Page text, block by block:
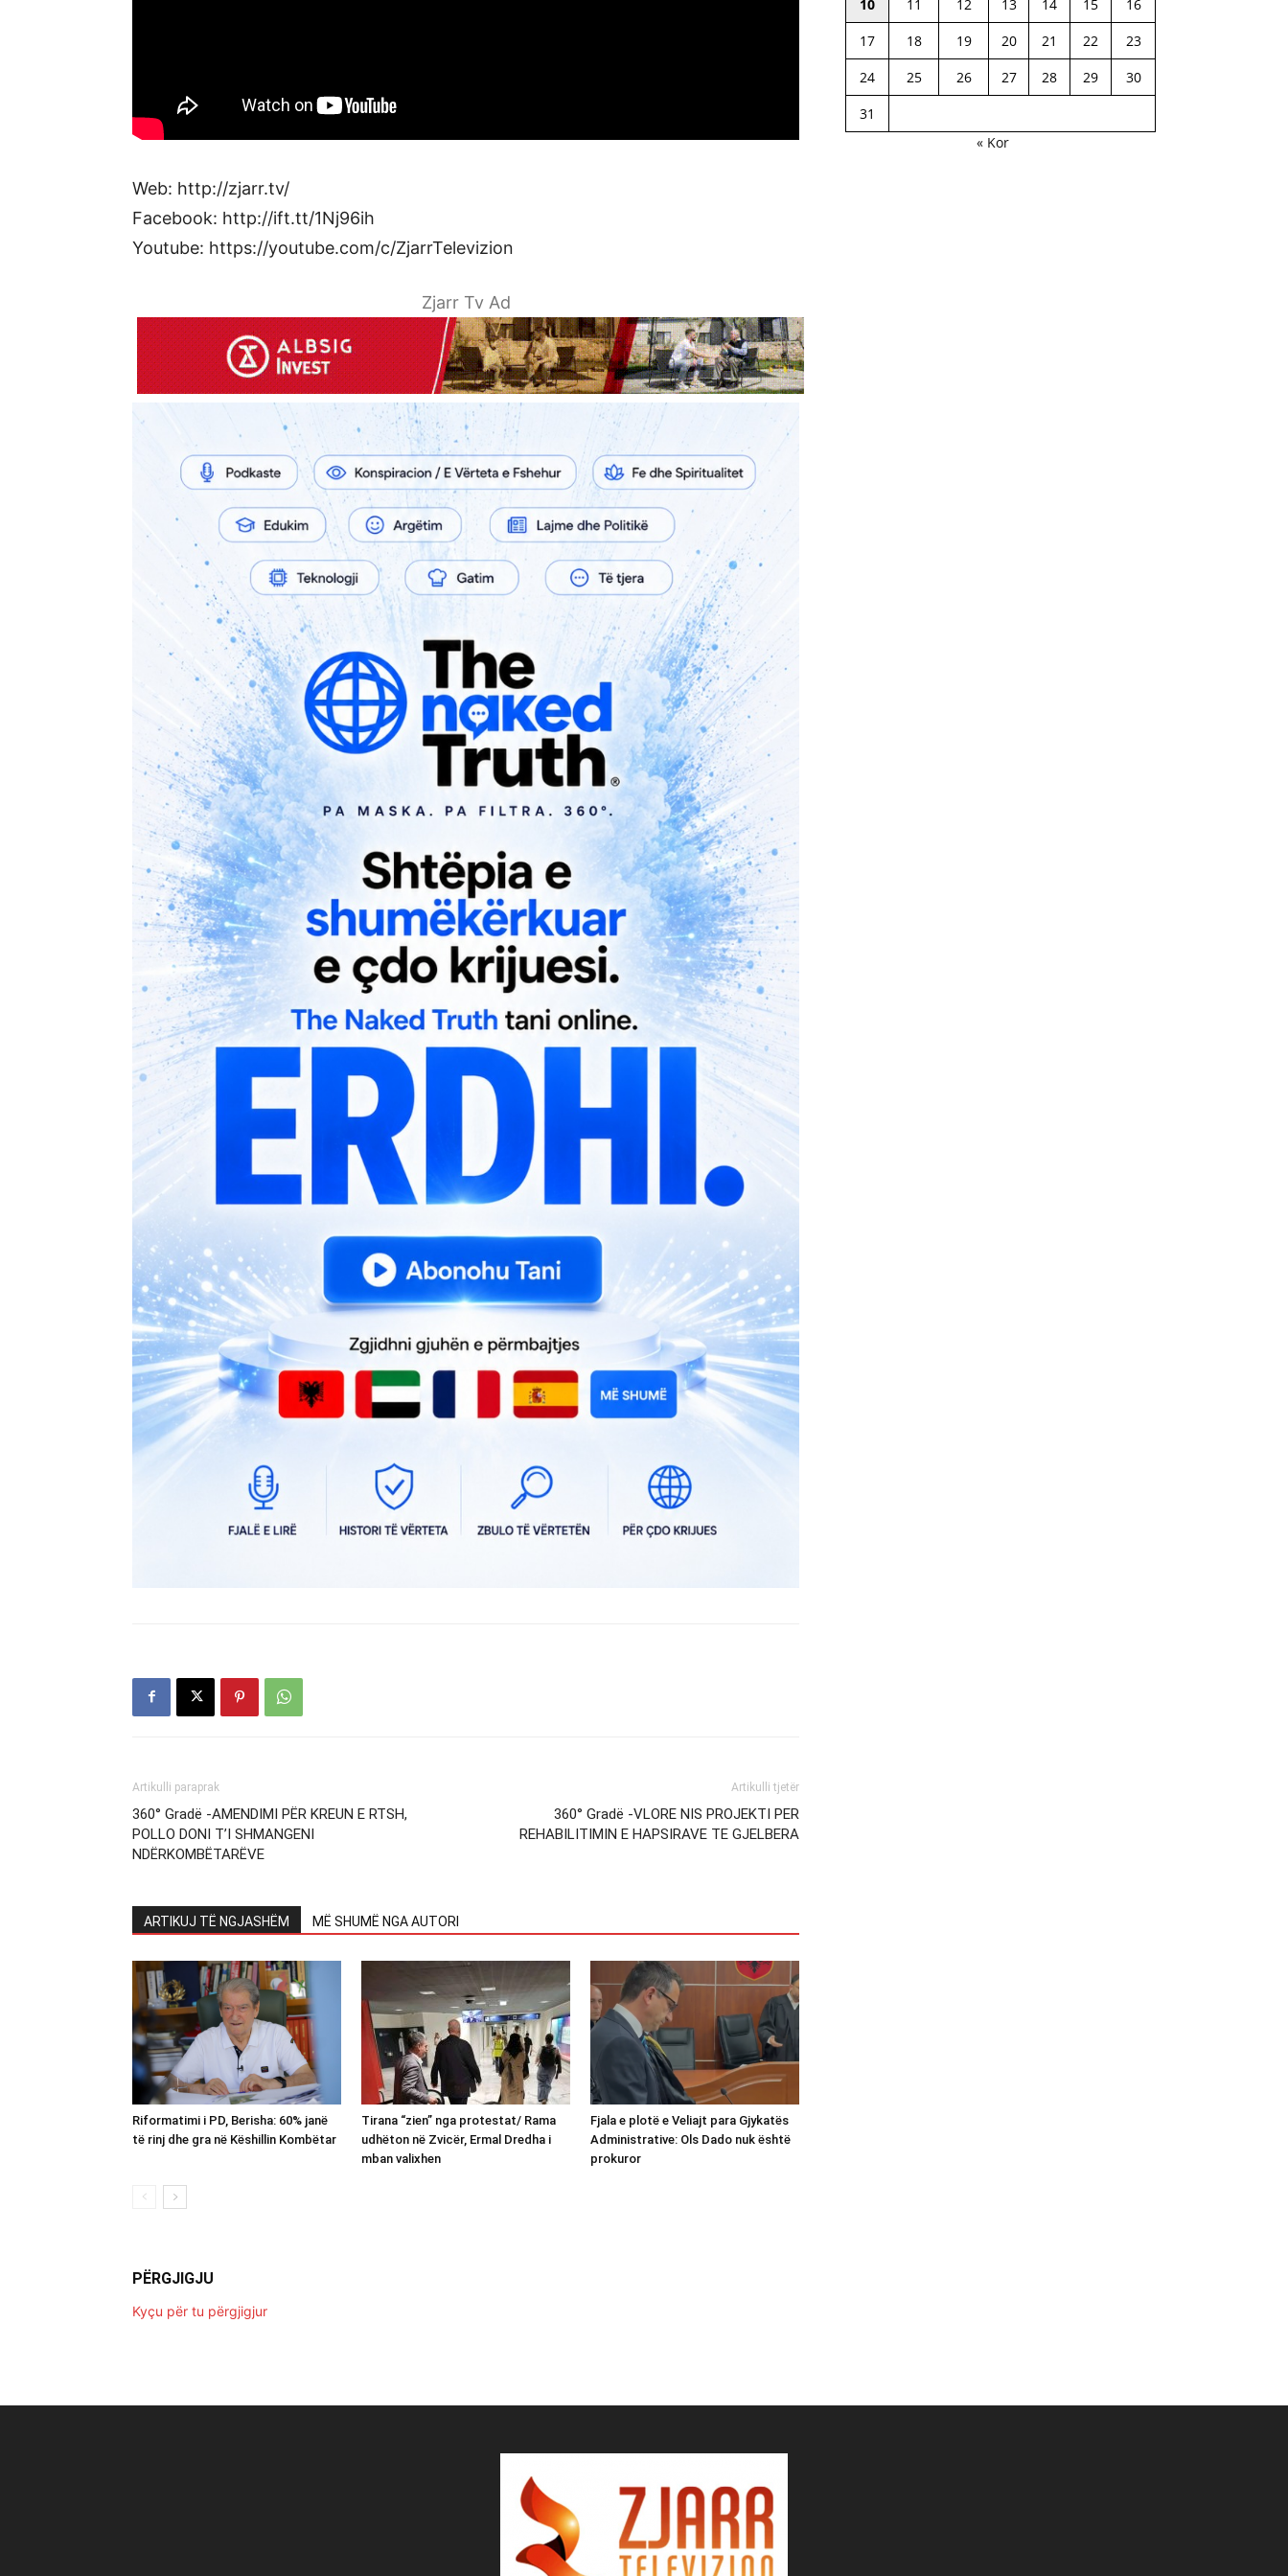
Web: http://zjarr.tv/
Facebook: http://ift.tt/1Nj96ih
Youtube: https://youtube.com/c/ZjarrTelevizion
Zjarr Tv Ad
Artikulli paraprak
360° Gradë -AMENDIMI PËR KREUN E RTSH,
POLLO DONI T’I SHMANGENI
NDËRKOMBËTARËVE
Artikulli tjetër
360° Gradë -VLORE NIS PROJEKTI PER
REHABILITIMIN E HAPSIRAVE TE GJELBERA
ARTIKUJ TË NGJASHËM MË SHUMË NGA AUTORI
Riformatimi i PD, Berisha: 60% janë
të rinj dhe gra në Këshillin Kombëtar
Tirana “zien” nga protestat/ Rama
udhëton në Zvicër, Ermal Dredha i
mban valixhen
Fjala e plotë e Veliajt para Gjykatës
Administrative: Ols Dado nuk është
prokuror
PËRGJIGJU
Kyçu për tu përgjigjur
10 11 12 13 14 15
16
17
18 19 20 21 22
23
24
25 26 27 28 29
30
31
« Kor